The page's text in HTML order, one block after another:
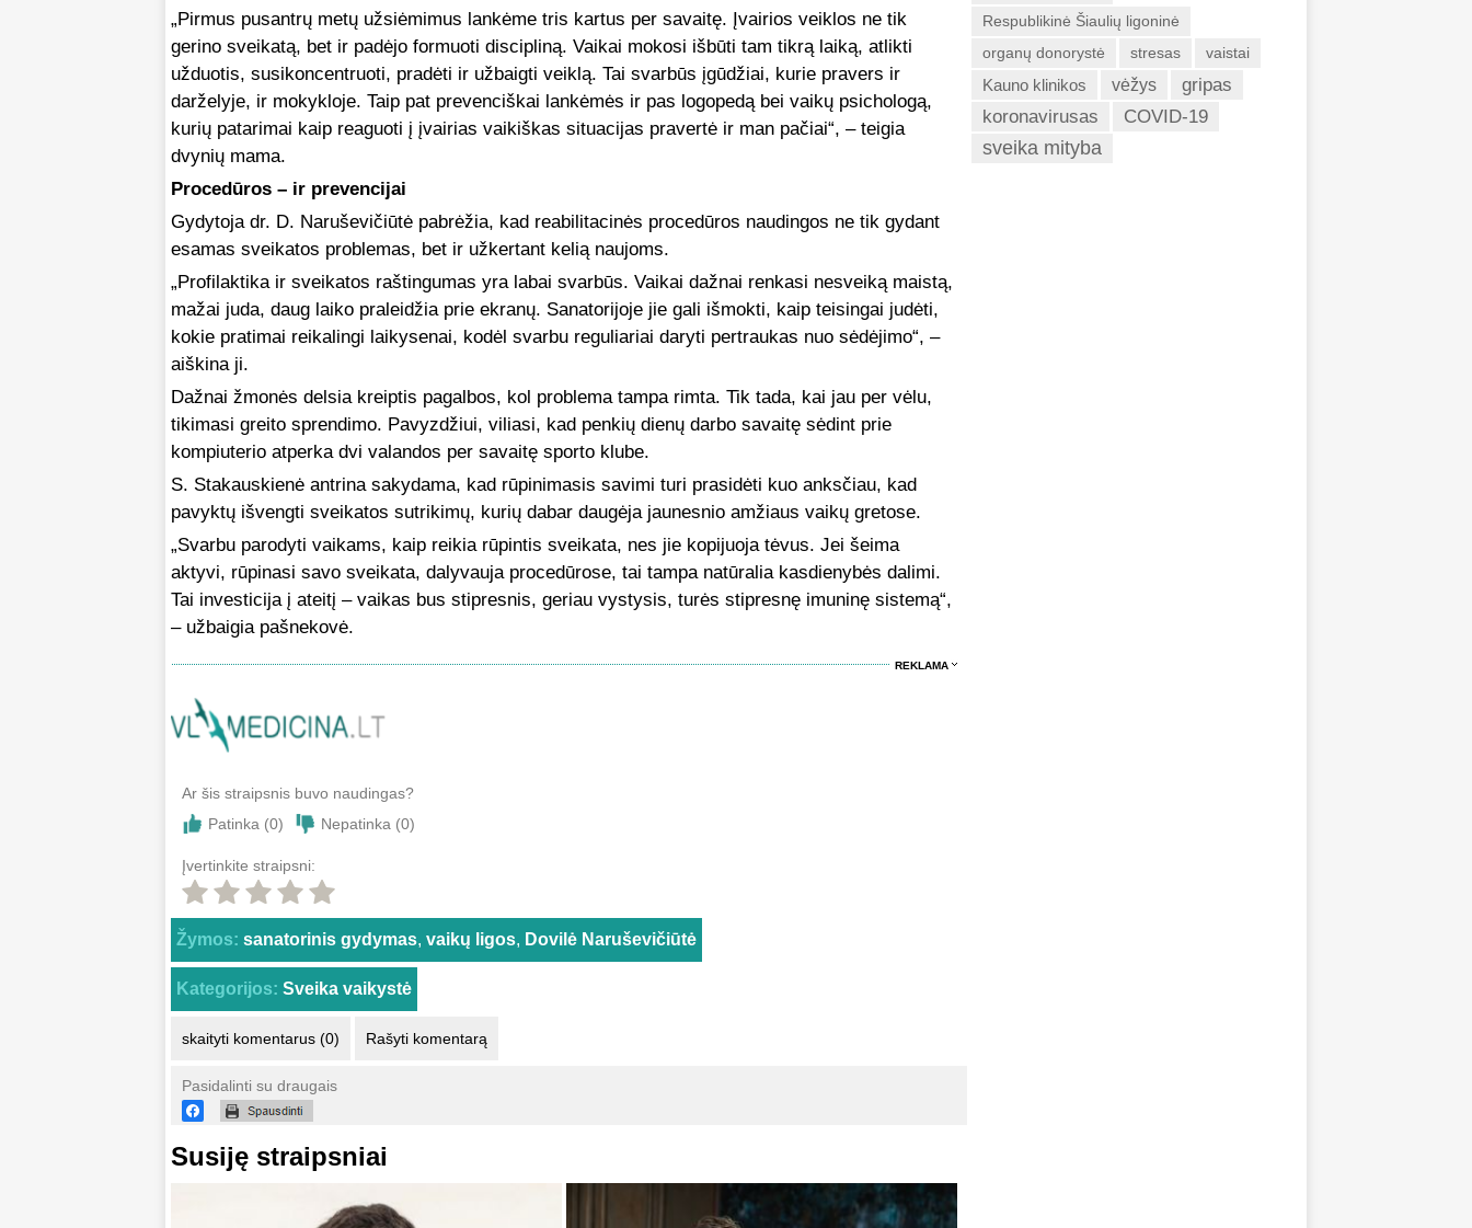
„Pirmus pusantrų metų užsiėmimus lankėme tris kartus per savaitę. Įvairios veiklos ne tik
gerino sveikatą, bet ir padėjo formuoti discipliną. Vaikai mokosi išbūti tam tikrą laiką, atlikti
užduotis, susikoncentruoti, pradėti ir užbaigti veiklą. Tai svarbūs įgūdžiai, kurie pravers ir
darželyje, ir mokykloje. Taip pat prevenciškai lankėmės ir pas logopedą bei vaikų psichologą,
kurių patarimai kaip reaguoti į įvairias vaikiškas situacijas pravertė ir man pačiai“, – teigia
dvynių mama.
Procedūros – ir prevencijai
Gydytoja dr. D. Naruševičiūtė pabrėžia, kad reabilitacinės procedūros naudingos ne tik gydant
esamas sveikatos problemas, bet ir užkertant kelią naujoms.
„Profilaktika ir sveikatos raštingumas yra labai svarbūs. Vaikai dažnai renkasi nesveiką maistą,
mažai juda, daug laiko praleidžia prie ekranų. Sanatorijoje jie gali išmokti, kaip teisingai judėti,
kokie pratimai reikalingi laikysenai, kodėl svarbu reguliariai daryti pertraukas nuo sėdėjimo“, –
aiškina ji.
Dažnai žmonės delsia kreiptis pagalbos, kol problema tampa rimta. Tik tada, kai jau per vėlu,
tikimasi greito sprendimo. Pavyzdžiui, viliasi, kad penkių dienų darbo savaitę sėdint prie
kompiuterio atperka dvi valandos per savaitę sporto klube.
S. Stakauskienė antrina sakydama, kad rūpinimasis savimi turi prasidėti kuo anksčiau, kad
pavyktų išvengti sveikatos sutrikimų, kurių dabar daugėja jaunesnio amžiaus vaikų gretose.
„Svarbu parodyti vaikams, kaip reikia rūpintis sveikata, nes jie kopijuoja tėvus. Jei šeima
aktyvi, rūpinasi savo sveikata, dalyvauja procedūrose, tai tampa natūralia kasdienybės dalimi.
Tai investicija į ateitį – vaikas bus stipresnis, geriau vystysis, turės stipresnę imuninę sistemą“,
– užbaigia pašnekovė.
REKLAMA
Ar šis straipsnis buvo naudingas?
Patinka (0) Nepatinka (0)
Įvertinkite straipsni:
Žymos: sanatorinis gydymas, vaikų ligos, Dovilė Naruševičiūtė
Kategorijos: Sveika vaikystė
skaityti komentarus (0) Rašyti komentarą
Pasidalinti su draugais
Susiję straipsniai
Respublikinė Šiaulių ligoninė
organų donorystė
stresas vaistai
Kauno klinikos vėžys
gripas
koronavirusas
COVID-19
sveika mityba